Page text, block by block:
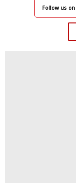
Follow us on